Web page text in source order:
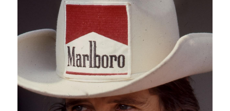
SOUMISSION RAPIDE
ASSURANCE